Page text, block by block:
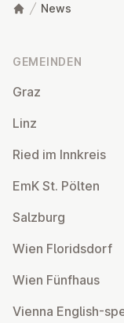
News
GEMEINDEN
Graz
Linz
Ried im Innkreis
EmK St. Pölten
Salzburg
Wien Flo­rids­dorf
Wien Fünfhaus
Vienna English-